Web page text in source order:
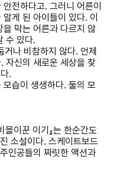
안전하다고.그러니 어른이
게 된 아이들이 있다. 이
막는 어른과 다르지 않
수 있다.
거나 비참하지 않다.언제
.자신의 새로운 세상을 찾
.
모습이 생생하다.둘의 모
몰이꾼 이기 』는 한순간도
소설이다.스케이트보드
인공들의 짜릿한 액션과